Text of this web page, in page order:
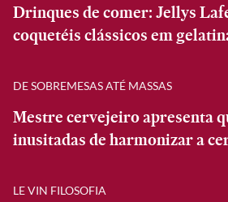
Drinques de comer: Jellys
coquetéis clássicos em
DE SOBREMESAS ATÉ MASSAS
Mestre cervejeiro apresenta
inusitadas de harmonizar a
LE VIN FILOSOFIA